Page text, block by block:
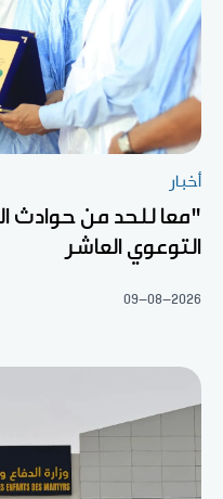
أخبار
"معا للحد من
التوعوي العاشر
09-08-2026